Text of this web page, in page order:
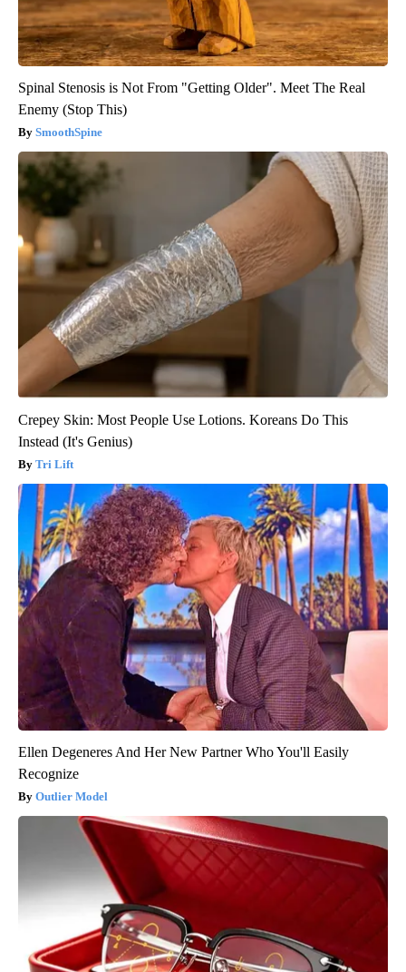
Spinal Stenosis is Not From "Getting Older". Meet The Real
Enemy (Stop This)
SmoothSpine
Crepey Skin: Most People Use Lotions. Koreans Do This
Instead (It's Genius)
Tri Lift
Ellen Degeneres And Her New Partner Who You'll Easily
Recognize
Outlier Model